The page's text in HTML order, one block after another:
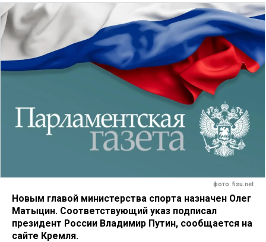
фото: fisu.net
Новым главой министерства спорта назначен Олег
Матыцин. Соответствующий указ подписал
президент России Владимир Путин, сообщается на
сайте Кремля.